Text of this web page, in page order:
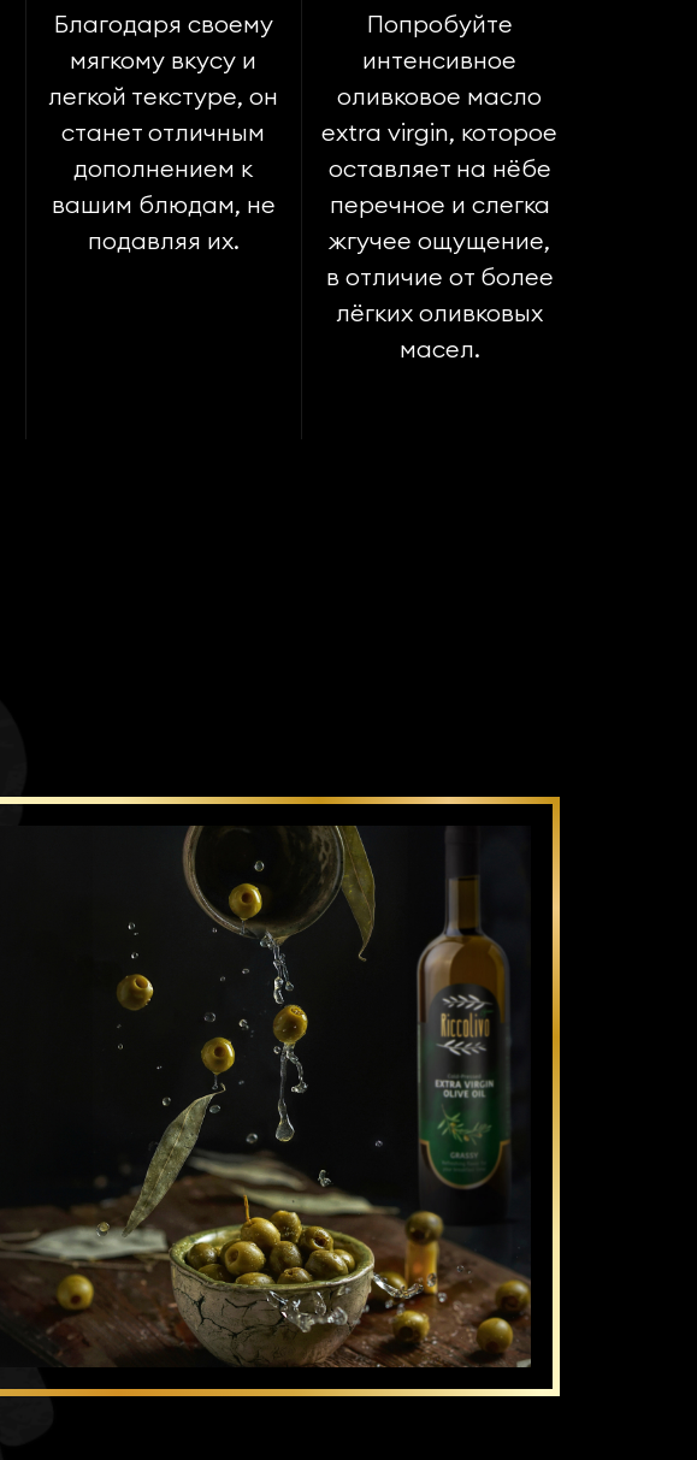
Благодаря своему
мягкому вкусу и
легкой текстуре, он
станет отличным
дополнением к
вашим блюдам, не
подавляя их.
Попробуйте
интенсивное
оливковое масло
extra virgin, которое
оставляет на нёбе
перечное и слегка
жгучее ощущение,
в отличие от более
лёгких оливковых
масел.